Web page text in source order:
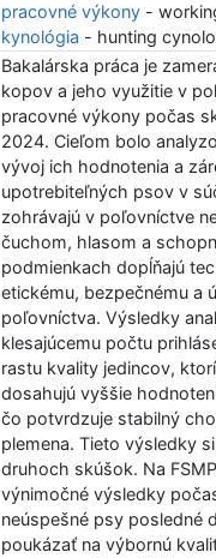
pracovné výkony-
kynológia - hunting
Bakalárska práca je
kopov a jeho využitie v
pracovné výkony počas
2024. Cieľom bolo
vývoj ich hodnotenia a
upotrebiteľných psov v
zohrávajú v poľovníctve
čuchom, hlasom a
podmienkach dopĺňajú
etickému, bezpečnému a
poľovníctva. Výsledky
klesajúcemu počtu
rastu kvality jedincov,
dosahujú vyššie
čo potvrdzuje stabilný
plemena. Tieto výsledky
druhoch skúšok. Na
výnimočné výsledky
neúspešné psy posledné
poukázať na výbornú